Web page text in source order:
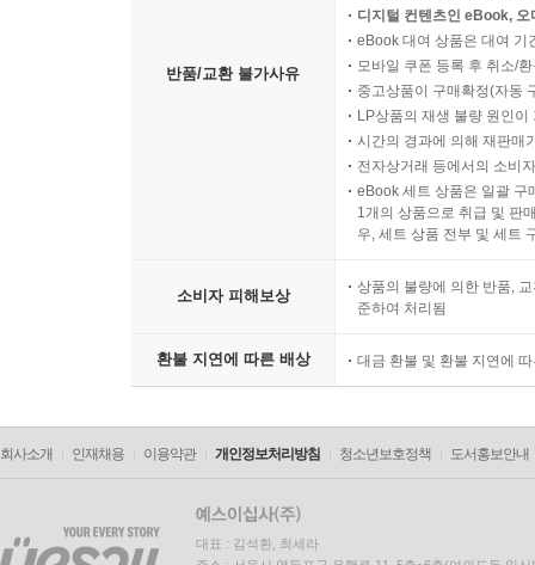
반품/교환 불가사유
디지털 컨텐츠인 eBook,
eBook 대여 상품은 대여 기
모바일 쿠폰 등록 후 취소/
중고상품이 구매확정(자동
LP상품의 재생 불량 원인
시간의 경과에 의해 재판매
전자상거래 등에서의 소비
eBook 세트 상품은 일괄 구
1개의 상품으로 취급 및 판
우, 세트 상품 전부 및 세트
소비자 피해보상
상품의 불량에 의한 반품,
준하여 처리됨
환불 지연에 따른 배상 대금 환불 및 환불 지연에
회사소개 인재채용 이용약관 개인정보처리방침 청소년보호정책 도서홍보안내
대표 : 김석환, 최세라